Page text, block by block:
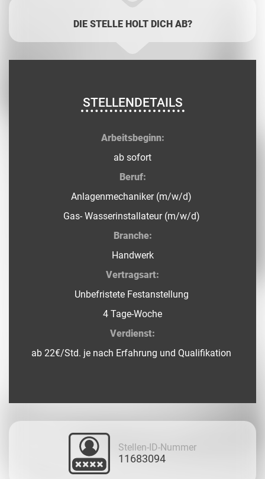
DIE STELLE HOLT DICH AB?
STELLENDETAILS
Arbeitsbeginn:
ab sofort
Beruf:
Anlagenmechaniker (m/w/d)
Gas- Wasserinstallateur (m/w/d)
Branche:
Handwerk
Vertragsart:
Unbefristete Festanstellung
4 Tage-Woche
Verdienst:
ab 22€/Std. je nach Erfahrung und Qualifikation
Stellen-ID-Nummer
11683094